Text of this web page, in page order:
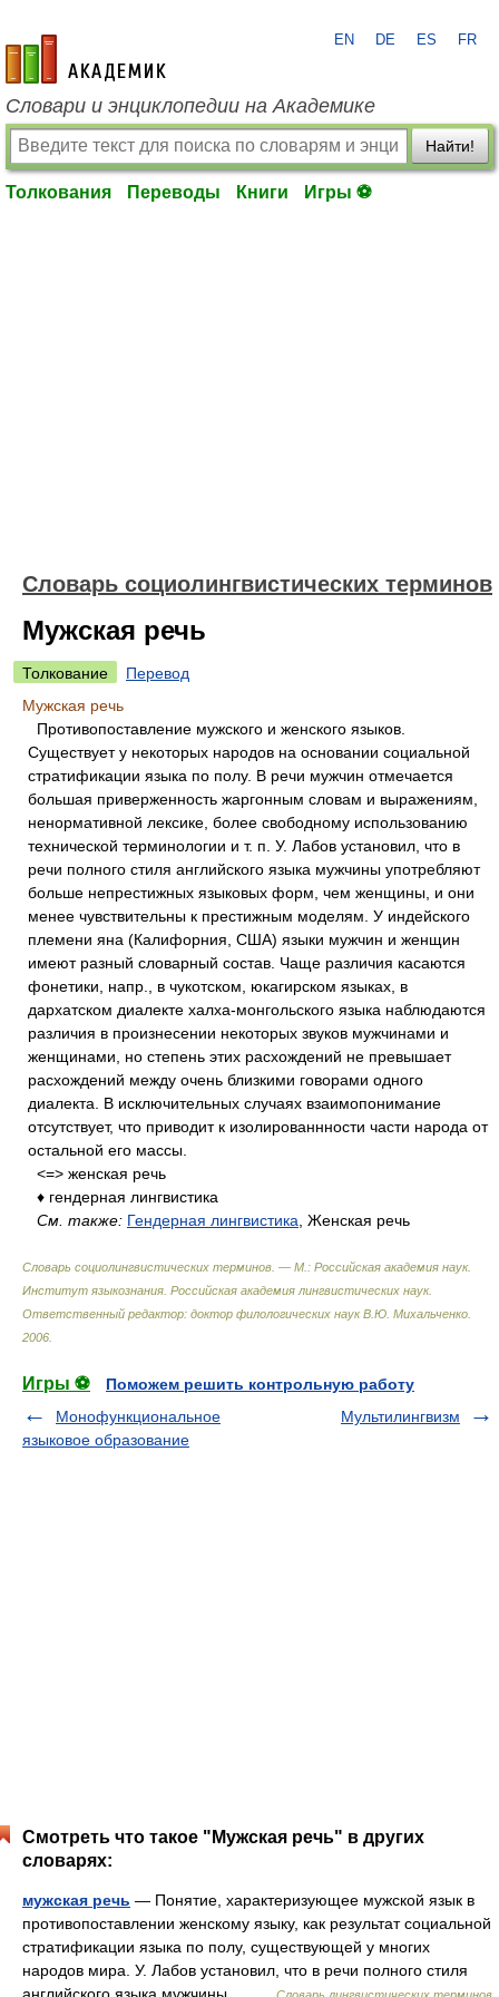
academic.ru
EN DE ES FR
Словари и энциклопедии на Академике
Найти!
Толкования Переводы Книги Игры ⚽
Словарь социолингвистических терминов
Мужская речь
Толкование
Перевод
Мужская речь
Противопоставление мужского и женского языков.
Существует у некоторых народов на основании социальной
стратификации языка по полу. В речи мужчин отмечается
большая приверженность жаргонным словам и выражениям,
ненормативной лексике, более свободному использованию
технической терминологии и т. п. У. Лабов установил, что в
речи полного стиля английского языка мужчины употребляют
больше непрестижных языковых форм, чем женщины, и они
менее чувствительны к престижным моделям. У индейского
племени яна (Калифорния, США) языки мужчин и женщин
имеют разный словарный состав. Чаще различия касаются
фонетики, напр., в чукотском, юкагирском языках, в
дархатском диалекте халха-монгольского языка наблюдаются
различия в произнесении некоторых звуков мужчинами и
женщинами, но степень этих расхождений не превышает
расхождений между очень близкими говорами одного
диалекта. В исключительных случаях взаимопонимание
отсутствует, что приводит к изолированнности части народа от
остальной его массы.
<=> женская речь
♦ гендерная лингвистика
См. также: Гендерная лингвистика , Женская речь
Словарь социолингвистических терминов. — М.: Российская академия наук.
Институт языкознания. Российская академия лингвистических наук.
Ответственный редактор: доктор филологических наук В.Ю. Михальченко
2006
Игры ⚽
Поможем решить контрольную работу
Монофункциональное
языковое образование
Мультилингвизм
Смотреть что такое "Мужская речь" в других
словарях:
мужская речь — Понятие, характеризующее мужской язык в
противопоставлении женскому языку, как результат социальной
стратификации языка по полу, существующей у многих
народов мира. У. Лабов установил, что в речи полного стиля